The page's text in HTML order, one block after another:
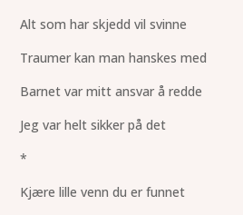
Alt som har skjedd vil svinne
Traumer kan man hanskes med
Barnet var mitt ansvar å redde
Jeg var helt sikker på det
*
Kjære lille venn du er funnet